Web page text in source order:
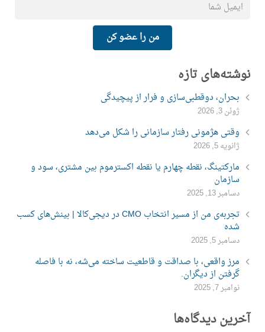
من را عضو کن
نوشته‌های تازه
بحران، دوقطبی‌سازی و فرار از پیچیدگی
ژوئن 3, 2026
وقتی هژمونی رفتار سازمانی را شکل می‌دهد
ژانویه 5, 2026
مارکتینگ، نقطه چهارم یا نقطه اکسترموم بین مشتری، سود و
سازمان
دسامبر 13, 2025
تجربه‌ی من از مسیر انتخاب CMO در دیجی‌کالا | بینش‌های کسب
شده
دسامبر 5, 2025
مرز واقعی، با صداقت و قاطعیت ساخته می‌شه، نه با فاصله
گرفتن از دیگران.
نوامبر 7, 2025
آخرین دیدگاه‌ها